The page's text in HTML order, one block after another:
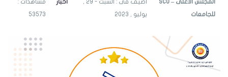
SCU – المجلس الأعلى
للجامعات يوليو , 2023
أخبار مشاهدات :
53573